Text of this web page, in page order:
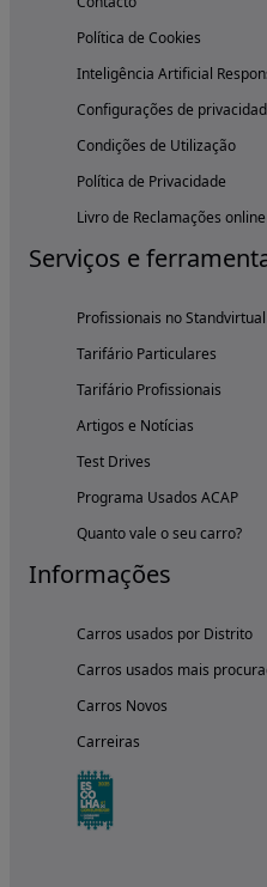
Política de Cookies
Inteligência Artificial
Configurações de
Condições de Utilização
Política de Privacidade
Livro de Reclamações online
Serviços e
Profissionais no Standvirtual
Tarifário Particulares
Tarifário Profissionais
Artigos e Notícias
Test Drives
Programa Usados ACAP
Quanto vale o seu carro?
Informações
Carros usados por Distrito
Carros usados mais
Carros Novos
Carreiras